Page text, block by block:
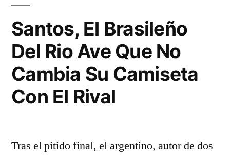
Santos, El Brasileño
Del Rio Ave Que No
Cambia Su Camiseta
Con El Rival
Tras el pitido final, el argentino, autor de dos